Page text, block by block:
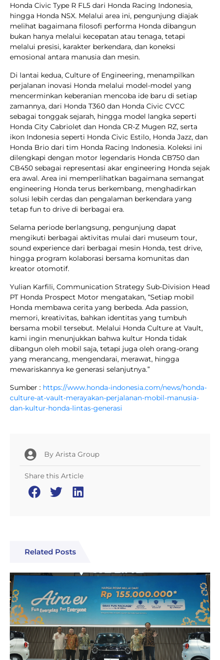
Honda Civic Type R FL5 dari Honda Racing Indonesia,
hingga Honda NSX. Melalui area ini, pengunjung diajak
melihat bagaimana filosofi performa Honda dibangun
bukan hanya melalui kecepatan atau tenaga, tetapi
melalui presisi, karakter berkendara, dan koneksi
emosional antara manusia dan mesin.
Di lantai kedua, Culture of Engineering, menampilkan
perjalanan inovasi Honda melalui model-model yang
mencerminkan keberanian mencoba ide baru di setiap
zamannya, dari Honda T360 dan Honda Civic CVCC
sebagai tonggak sejarah, hingga model langka seperti
Honda City Cabriolet dan Honda CR-Z Mugen RZ, serta
ikon Indonesia seperti Honda Civic Estilo, Honda Jazz, dan
Honda Brio dari tim Honda Racing Indonesia. Koleksi ini
dilengkapi dengan motor legendaris Honda CB750 dan
CB450 sebagai representasi akar engineering Honda sejak
era awal. Area ini memperlihatkan bagaimana semangat
engineering Honda terus berkembang, menghadirkan
solusi lebih cerdas dan pengalaman berkendara yang
tetap fun to drive di berbagai era.
Selama periode berlangsung, pengunjung dapat
mengikuti berbagai aktivitas mulai dari museum tour,
sound experience dari berbagai mesin Honda, test drive,
hingga program kolaborasi bersama komunitas dan
kreator otomotif.
Yulian Karfili, Communication Strategy Sub-Division Head
PT Honda Prospect Motor mengatakan, “Setiap mobil
Honda membawa cerita yang berbeda. Ada passion,
memori, kreativitas, bahkan identitas yang tumbuh
bersama mobil tersebut. Melalui Honda Culture at Vault,
kami ingin menunjukkan bahwa kultur Honda tidak
dibangun oleh mobil saja, tetapi juga oleh orang-orang
yang merancang, mengendarai, merawat, hingga
mewariskannya ke generasi selanjutnya.”
Sumber : https://www.honda-indonesia.com/news/honda-
culture-at-vault-merayakan-perjalanan-mobil-manusia-
dan-kultur-honda-lintas-generasi
By Arista Group
Share this Article
Related Posts